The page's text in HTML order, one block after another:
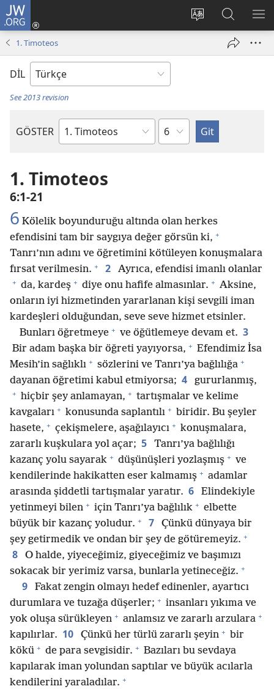
JW.ORG
Site
değiştir
Oturum
Aç
Sitede
Ara
1. Timoteos
DİL
See 2013 revision
GÖSTER
Kutsal
Kitap
Bölüm
1. Timoteos
6:1-21
6 Kölelik boyunduruğu altında olan herkes
efendisini tam bir saygıya değer görsün ki, +
Tanrı’nın adını ve öğretimini kötüleyen konuşmalara
fırsat verilmesin. + 2 Ayrıca, efendisi imanlı olanlar
+ da, kardeş + diye onu hafife almasınlar. + Aksine,
onların iyi hizmetinden yararlanan kişi sevgili iman
kardeşleri olduğundan, seve seve hizmet etsinler.
Bunları öğretmeye + ve öğütlemeye devam et. 3
Bir adam başka bir öğreti yayıyorsa, + Efendimiz İsa
Mesih’in sağlıklı + sözlerini ve Tanrı’ya bağlılığa +
dayanan öğretimi kabul etmiyorsa; 4 gururlanmış,
+ hiçbir şey anlamayan, + tartışmalar ve kelime
kavgaları + konusunda saplantılı + biridir. Bu şeyler
hasete, + çekişmelere, aşağılayıcı + konuşmalara,
zararlı kuşkulara yol açar; 5
Tanrı’ya bağlılığı
kazanç yolu sayarak + düşünüşleri yozlaşmış + ve
kendilerinde hakikatten eser kalmamış + adamlar
arasında şiddetli tartışmalar yaratır. 6
Elindekiyle
yetinmeyi bilen + için Tanrı’ya bağlılık + elbette
büyük bir kazanç yoludur. + 7
Çünkü dünyaya bir
şey getirmedik ve ondan bir şey de götüremeyiz. +
8
O halde, yiyeceğimiz, giyeceğimiz ve başımızı
sokacak bir yerimiz varsa, bunlarla yetineceğiz. +
9
Fakat zengin olmayı hedef edinenler, ayartıcı
durumlara ve tuzağa düşerler; + insanları yıkıma ve
yok oluşa sürükleyen + anlamsız ve zararlı arzulara +
kapılırlar. 10 Çünkü her türlü zararlı şeyin + bir
kökü + de para sevgisidir. + Bazıları bu sevdaya
kapılarak iman yolundan saptılar ve büyük acılarla
kendilerini yaraladılar. +